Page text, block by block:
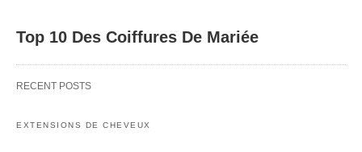
Top 10 Des Coiffures De Mariée
RECENT POSTS
EXTENSIONS DE CHEVEUX